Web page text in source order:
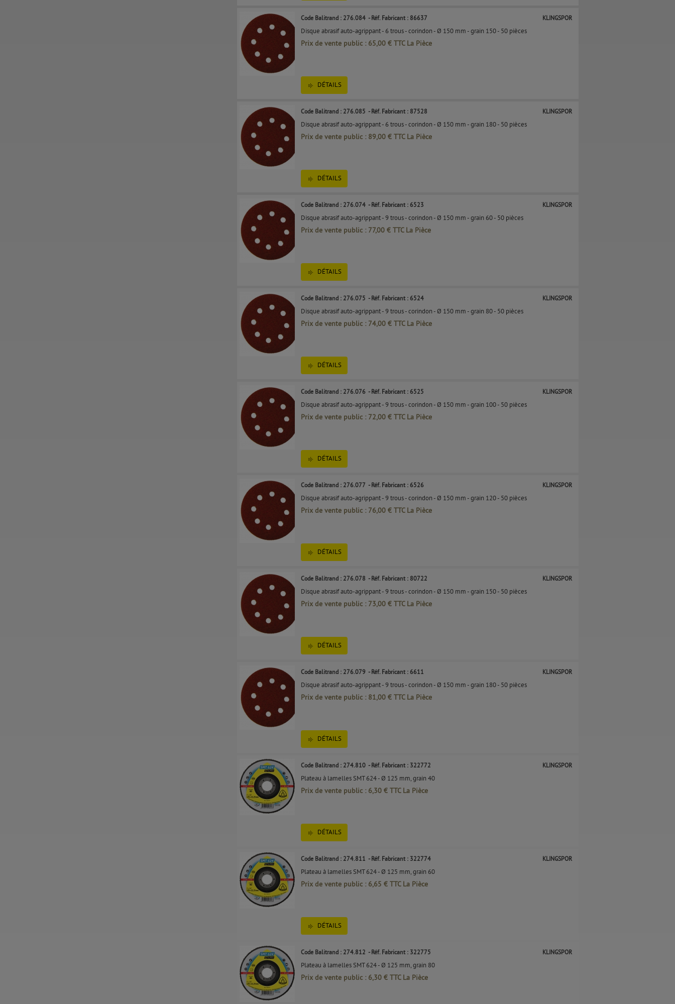
Code Balitrand : 276.084 - Réf. Fabricant : 86637 KLINGSPOR
Disque abrasif auto-agrippant - 6 trous - corindon - Ø 150 mm - grain 150​ - 50 pièces
Prix de vente public : 65,00 € TTC La Pièce
DÉTAILS
Code Balitrand : 276.085 - Réf. Fabricant : 87528 KLINGSPOR
Disque abrasif auto-agrippant - 6 trous - corindon - Ø 150 mm - grain 180​​ - 50 pièces
Prix de vente public : 89,00 € TTC La Pièce
DÉTAILS
Code Balitrand : 276.074 - Réf. Fabricant : 6523 KLINGSPOR
Disque abrasif auto-agrippant - 9 trous - corindon - Ø 150 mm - grain 60​ - 50 pièces
Prix de vente public : 77,00 € TTC La Pièce
DÉTAILS
Code Balitrand : 276.075 - Réf. Fabricant : 6524 KLINGSPOR
Disque abrasif auto-agrippant - 9 trous - corindon - Ø 150 mm - grain 80 - 50 pièces
Prix de vente public : 74,00 € TTC La Pièce
DÉTAILS
Code Balitrand : 276.076 - Réf. Fabricant : 6525 KLINGSPOR
Disque abrasif auto-agrippant - 9 trous - corindon - Ø 150 mm - grain 100​ - 50 pièces
Prix de vente public : 72,00 € TTC La Pièce
DÉTAILS
Code Balitrand : 276.077 - Réf. Fabricant : 6526 KLINGSPOR
Disque abrasif auto-agrippant - 9 trous - corindon - Ø 150 mm - grain 120​ - 50 pièces
Prix de vente public : 76,00 € TTC La Pièce
DÉTAILS
Code Balitrand : 276.078 - Réf. Fabricant : 80722 KLINGSPOR
Disque abrasif auto-agrippant - 9 trous - corindon - Ø 150 mm - grain 150​​ - 50 pièces
Prix de vente public : 73,00 € TTC La Pièce
DÉTAILS
Code Balitrand : 276.079 - Réf. Fabricant : 6611 KLINGSPOR
Disque abrasif auto-agrippant - 9 trous - corindon - Ø 150 mm - grain 180 - 50 pièces
Prix de vente public : 81,00 € TTC La Pièce
DÉTAILS
Code Balitrand : 274.810 - Réf. Fabricant : 322772 KLINGSPOR
Plateau à lamelles SMT 624 - Ø 125 mm, grain 40
Prix de vente public : 6,30 € TTC La Pièce
DÉTAILS
Code Balitrand : 274.811 - Réf. Fabricant : 322774 KLINGSPOR
Plateau à lamelles SMT 624 - Ø 125 mm, grain 60
Prix de vente public : 6,65 € TTC La Pièce
DÉTAILS
Code Balitrand : 274.812 - Réf. Fabricant : 322775 KLINGSPOR
Plateau à lamelles SMT 624 - Ø 125 mm, grain 80
Prix de vente public : 6,30 € TTC La Pièce